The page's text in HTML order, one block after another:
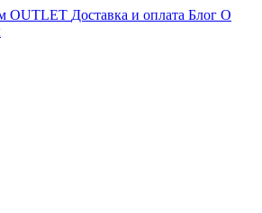
OUTLET Доставка и оплата Блог О